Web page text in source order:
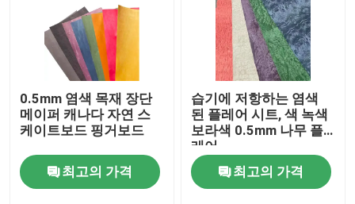
0.5mm 염색 목재 장단
메이퍼 캐나다 자연 스
케이트보드 핑거보드
최고의 가격
습기에 저항하는 염색
된 플레어 시트, 색 녹색
보라색 0.5mm 나무 플
레어
최고의 가격